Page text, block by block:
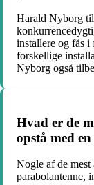
Harald Nyborg
installere og fås i
forskellige
Nyborg også
Hvad er de
opstå med
Nogle af de mest
parabolantenne,